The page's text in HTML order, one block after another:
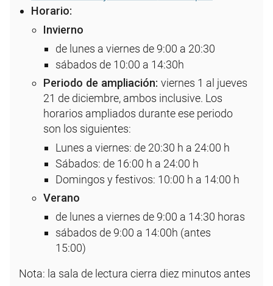
Horario:
Invierno
de lunes a viernes de 9:00 a 20:30
sábados de 10:00 a 14:30h
Periodo de ampliación: viernes 1 al jueves
21 de diciembre, ambos inclusive. Los
horarios ampliados durante ese periodo
son los siguientes:
Lunes a viernes: de 20:30 h a 24:00 h
Sábados: de 16:00 h a 24:00 h
Domingos y festivos: 10:00 h a 14:00 h
Verano
de lunes a viernes de 9:00 a 14:30 horas
sábados de 9:00 a 14:00h (antes
15:00)
Nota: la sala de lectura cierra diez minutos antes